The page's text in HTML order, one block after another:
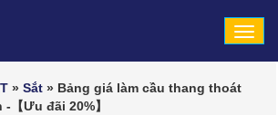
» Sắt » Bảng giá làm cầu thang thoát
【Ưu đãi 20%】